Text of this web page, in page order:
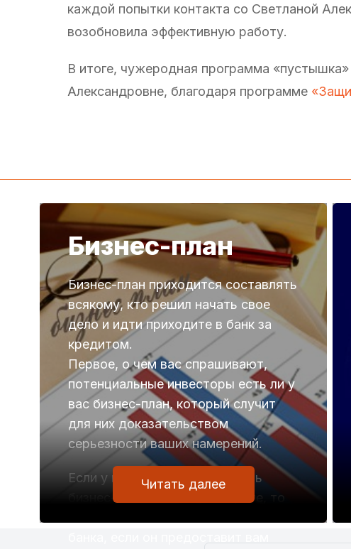
каждой попытки контакта со Светланой
возобновила эффективную работу.
В итоге, чужеродная программа
Александровне, благодаря программе
Бизнес-план
Бизнес-план приходится составлять
всякому, кто решил начать свое
дело и идти приходите в банк за
кредитом.
Первое, о чем вас спрашивают,
потенциальные инвесторы есть ли у
вас бизнес-план, который случит
для них доказательством
серьезности ваших намерений.
Если у вас действительно есть
бизнес-план и вы в него верите, то
Читать далее